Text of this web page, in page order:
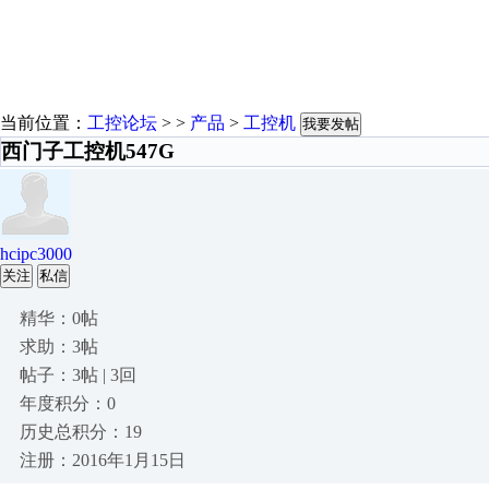
当前位置： 工控论坛 > > 产品 > 工控机 我要发帖
西门子工控机547G
hcipc3000
关注 私信
精华：0帖
求助：3帖
帖子：3帖 | 3回
年度积分：0
历史总积分：19
注册：2016年1月15日